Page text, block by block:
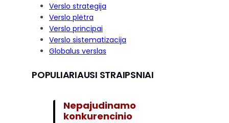
Verslo strategija
Verslo plėtra
Verslo principai
Verslo sistematizacija
Globalus verslas
POPULIARIAUSI STRAIPSNIAI
Nepajudinamo
konkurencinio